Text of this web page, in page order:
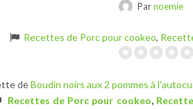
Parnoemie
Recettes de Porc pour cookeo,
deBoudin noirs aux 2 pommes à
Recettes de Porc pour cookeo,